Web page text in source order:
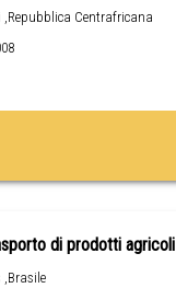
Centrafricana
di prodotti agricoli
,Brasile